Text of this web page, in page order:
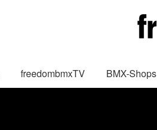
freedombmxTV BMX-Shops